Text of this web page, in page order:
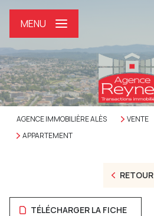
MENU
AGENCE IMMOBILIÈRE ALÈS VENTE
APPARTEMENT
RETOUR
TÉLÉCHARGER LA FICHE